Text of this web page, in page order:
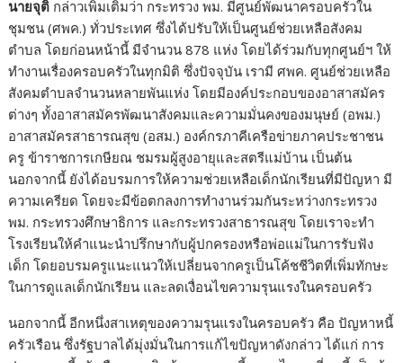
นายจุติ กล่าวเพิ่มเติมว่า กระทรวง พม. มีศูนย์พัฒนาครอบครัวใน
ชุมชน (ศพค.) ทั่วประเทศ ซึ่งได้ปรับให้เป็นศูนย์ช่วยเหลือสังคม
ตำบล โดยก่อนหน้านี้ มีจำนวน 878 แห่ง โดยได้ร่วมกับทุกศูนย์ฯ ให้
ทำงานเรื่องครอบครัวในทุกมิติ ซึ่งปัจจุบัน เรามี ศพค. ศูนย์ช่วยเหลือ
สังคมตำบลจำนวนหลายพันแห่ง โดยมีองค์ประกอบของอาสาสมัคร
ต่างๆ ทั้งอาสาสมัครพัฒนาสังคมและความมั่นคงของมนุษย์ (อพม.)
อาสาสมัครสาธารณสุข (อสม.) องค์กรภาคีเครือข่ายภาคประชาชน
ครู ข้าราชการเกษียณ ชมรมผู้สูงอายุและสตรีแม่บ้าน เป็นต้น
นอกจากนี้ ยังได้อบรมการให้ความช่วยเหลือเด็กนักเรียนที่มีปัญหา มี
ความเครียด โดยจะมีข้อตกลงการทำงานร่วมกันระหว่างกระทรวง
พม. กระทรวงศึกษาธิการ และกระทรวงสาธารณสุข โดยเราจะทำ
โรงเรียนให้คำแนะนำปรึกษากับผู้ปกครองหรือพ่อแม่ในการรับฟัง
เด็ก โดยอบรมครูแนะแนวให้เปลี่ยนจากครูเป็นโค้ชชีวิตที่เพิ่มทักษะ
ในการดูแลเด็กนักเรียน และลดเงื่อนไขความรุนแรงในครอบครัว
นอกจากนี้ อีกหนึ่งสาเหตุของความรุนแรงในครอบครัว คือ ปัญหาหนี้
ครัวเรือน ซึ่งรัฐบาลได้มุ่งมั่นในการแก้ไขปัญหาดังกล่าว ได้แก่ การ